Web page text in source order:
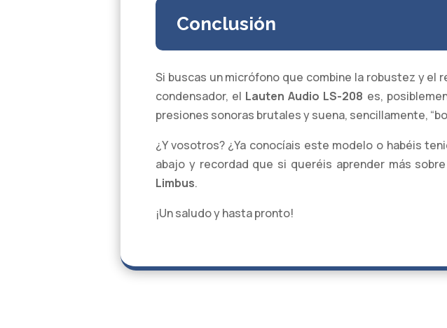
Conclusión
Si buscas un micrófono que combine la robustez y el
condensador, el Lauten Audio LS-208 es,
presiones sonoras brutales y suena, sencillamente,
¿Y vosotros? ¿Ya conocíais este modelo o habéis
abajo y recordad que si queréis aprender más
Limbus.
¡Un saludo y hasta pronto!